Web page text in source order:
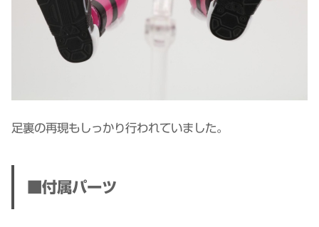
足裏の再現もしっかり行われていました。
■付属パーツ